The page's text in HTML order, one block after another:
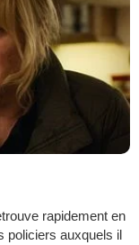
rapidement en
policiers auxquels il